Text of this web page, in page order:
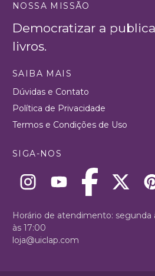
NOSSA MISSÃO
Democratizar a
livros.
SAIBA MAIS
Dúvidas e Contato
Política de Privacidade
Termos e Condições de Uso
SIGA-NOS
Horário de atendimento: segunda
às 17:00
loja@uiclap.com